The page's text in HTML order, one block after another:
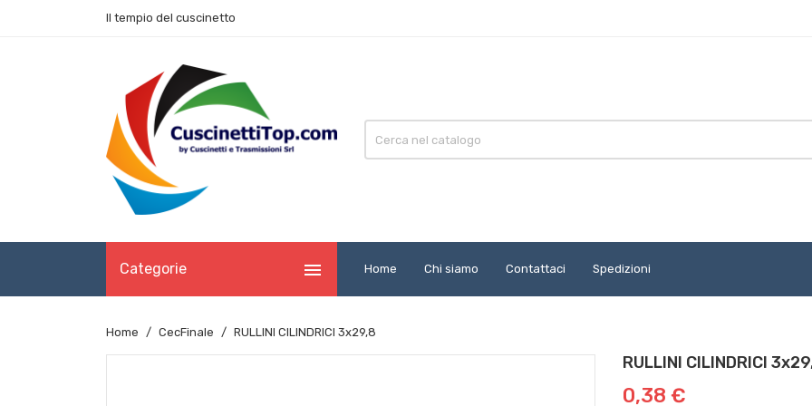
Il tempio del cuscinetto
Categorie  Home Chi siamo Contattaci Spedizioni
Home CecFinale RULLINI CILINDRICI 3x29,8
RULLINI CILINDRICI
0,38 €